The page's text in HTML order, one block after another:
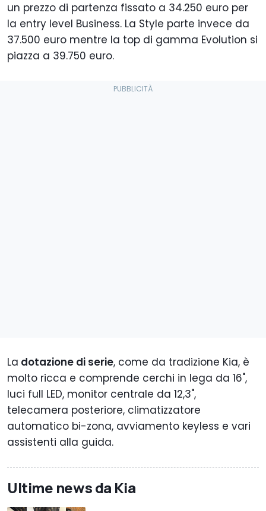
un prezzo di partenza fissato a 34.250 euro per
la entry level Business. La Style parte invece da
37.500 euro mentre la top di gamma Evolution si
piazza a 39.750 euro.
La dotazione di serie, come da tradizione Kia, è
molto ricca e comprende cerchi in lega da 16",
luci full LED, monitor centrale da 12,3",
telecamera posteriore, climatizzatore
automatico bi-zona, avviamento keyless e vari
assistenti alla guida.
Ultime news da Kia